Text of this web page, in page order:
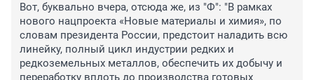
Вот, буквально вчера, отсюда же, из "Ф": "В рамках
нового нацпроекта «Новые материалы и химия», по
словам президента России, предстоит наладить всю
линейку, полный цикл индустрии редких и
редкоземельных металлов, обеспечить их добычу и
переработку вплоть до производства готовых